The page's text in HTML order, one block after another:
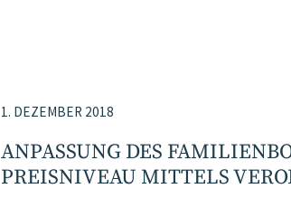
1. DEZEMBER 2018
ANPASSUNG DES
PREISNIVEAU MITTELS